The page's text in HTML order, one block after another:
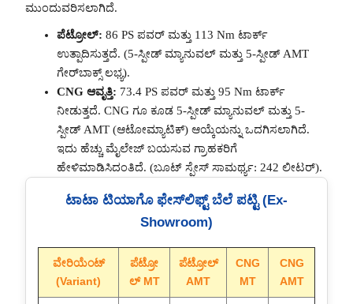
ಮುಂದುವರಿಸಲಾಗಿದೆ.
ಪೆಟ್ರೋಲ್: 86 PS ಪವರ್ ಮತ್ತು 113 Nm ಟಾರ್ಕ್
ಉತ್ಪಾದಿಸುತ್ತದೆ. (5-ಸ್ಪೀಡ್ ಮ್ಯಾನುವಲ್ ಮತ್ತು 5-ಸ್ಪೀಡ್ AMT
ಗೇರ್‌ಬಾಕ್ಸ್ ಲಭ್ಯ).
CNG ಆವೃತ್ತಿ: 73.4 PS ಪವರ್ ಮತ್ತು 95 Nm ಟಾರ್ಕ್
ನೀಡುತ್ತದೆ. CNG ಗೂ ಕೂಡ 5-ಸ್ಪೀಡ್ ಮ್ಯಾನುವಲ್ ಮತ್ತು 5-
ಸ್ಪೀಡ್ AMT (ಆಟೋಮ್ಯಾಟಿಕ್) ಆಯ್ಕೆಯನ್ನು ಒದಗಿಸಲಾಗಿದೆ.
ಇದು ಹೆಚ್ಚು ಮೈಲೇಜ್ ಬಯಸುವ ಗ್ರಾಹಕರಿಗೆ
ಹೇಳಿಮಾಡಿಸಿದಂತಿದೆ. (ಬೂಟ್ ಸ್ಪೇಸ್ ಸಾಮರ್ಥ್ಯ: 242 ಲೀಟರ್).
ಟಾಟಾ ಟಿಯಾಗೊ ಫೇಸ್‌ಲಿಫ್ಟ್ ಬೆಲೆ ಪಟ್ಟಿ (Ex-
Showroom)
ವೇರಿಯೆಂಟ್
(Variant)
ಪೆಟ್ರೋ
ಲ್ MT
ಪೆಟ್ರೋಲ್
AMT
CNG
MT
CNG
AMT